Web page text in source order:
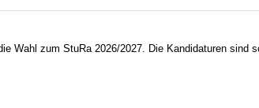
Wahl zum StuRa 2026/2027. Die Kandidaturen sind